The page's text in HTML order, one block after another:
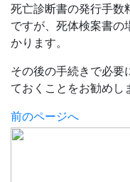
死亡診断書の発行手数
ですが、死体検案書の
かります。
その後の手続きで必要
ておくことをお勧めし
前のページへ